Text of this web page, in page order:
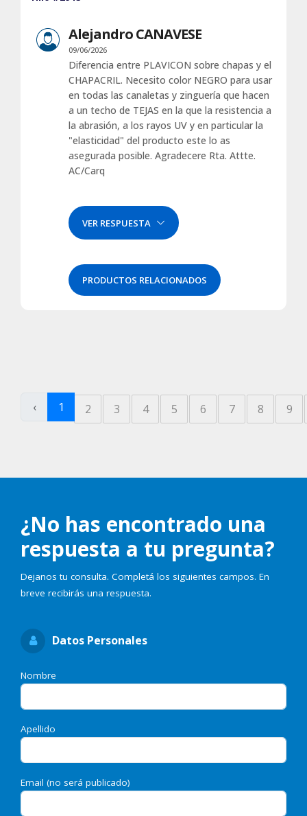
Alejandro CANAVESE
09/06/2026
Diferencia entre PLAVICON sobre chapas y el
CHAPACRIL. Necesito color NEGRO para usar
en todas las canaletas y zinguería que hacen
a un techo de TEJAS en la que la resistencia a
la abrasión, a los rayos UV y en particular la
"elasticidad" del producto este lo as
asegurada posible. Agradecere Rta. Attte.
AC/Carq
VER RESPUESTA
PRODUCTOS RELACIONADOS
‹ 1 2 3 4 5 6 7 8 9
¿No has encontrado una
respuesta a tu pregunta?
Dejanos tu consulta. Completá los siguientes campos. En
breve recibirás una respuesta.
Datos Personales
Nombre
Apellido
Email (no será publicado)